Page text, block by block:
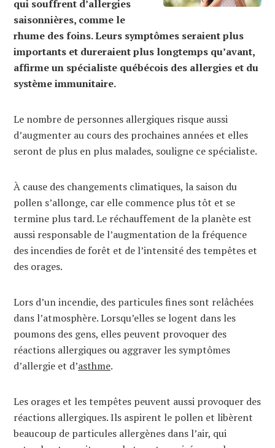
qui souffrent d’allergies
saisonnières, comme le
rhume des foins. Leurs symptômes seraient plus
importants et dureraient plus longtemps qu’avant,
affirme un spécialiste québécois des allergies et du
système immunitaire.
Le nombre de personnes allergiques risque aussi
d’augmenter au cours des prochaines années et elles
seront de plus en plus malades, souligne ce spécialiste.
À cause des changements climatiques, la saison du
pollen s’allonge, car elle commence plus tôt et se
termine plus tard. Le réchauffement de la planète est
aussi responsable de l’augmentation de la fréquence
des incendies de forêt et de l’intensité des tempêtes et
des orages.
Lors d’un incendie, des particules fines sont relâchées
dans l’atmosphère. Lorsqu’elles se logent dans les
poumons des gens, elles peuvent provoquer des
réactions allergiques ou aggraver les symptômes
d’allergie et d’asthme.
Les orages et les tempêtes peuvent aussi provoquer des
réactions allergiques. Ils aspirent le pollen et libèrent
beaucoup de particules allergènes dans l’air, qui